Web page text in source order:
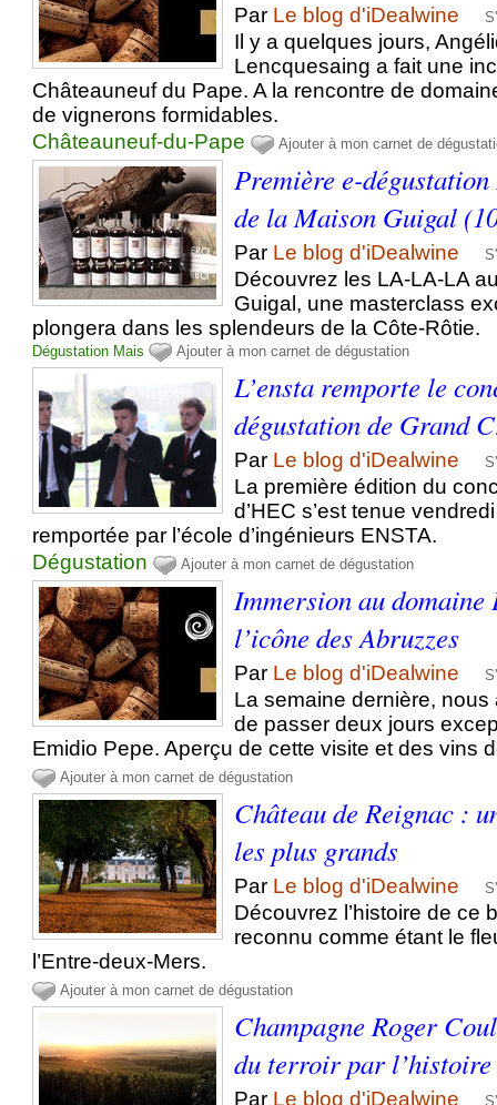
Par Le blog d'iDealwine
Il y a quelques jours,
Lencquesaing a fait une
Châteauneuf du Pape. A la rencontre de
de vignerons formidables.
Châteauneuf-du-Pape
Ajouter à mon carnet de
Première e-
de la Maison Guigal
Par Le blog d'iDealwine
Découvrez les LA-LA-LA
Guigal, une masterclass
plongera dans les splendeurs de la Côte-Rôtie.
Dégustation Mais Ajouter à mon carnet de dégustation
L’ensta remporte le
dégustation de Grand
Par Le blog d'iDealwine
La première édition du
d’HEC s’est tenue
remportée par l’école d’ingénieurs ENSTA.
Dégustation
Ajouter à mon carnet de dégustation
Immersion au domaine
l’icône des Abruzzes
Par Le blog d'iDealwine
La semaine dernière,
de passer deux jours
Emidio Pepe. Aperçu de cette visite et des vins
Ajouter à mon carnet de dégustation
Château de Reignac :
les plus grands
Par Le blog d'iDealwine
Découvrez l’histoire de ce
reconnu comme étant le
l’Entre-deux-Mers.
Ajouter à mon carnet de dégustation
Champagne Roger
du terroir par l’histoire
Par Le blog d'iDealwine